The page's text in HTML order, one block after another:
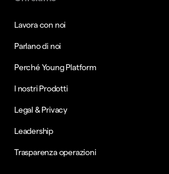
Lavora con noi
Parlano di noi
Perché Young Platform
I nostri Prodotti
Legal & Privacy
Leadership
Trasparenza operazioni